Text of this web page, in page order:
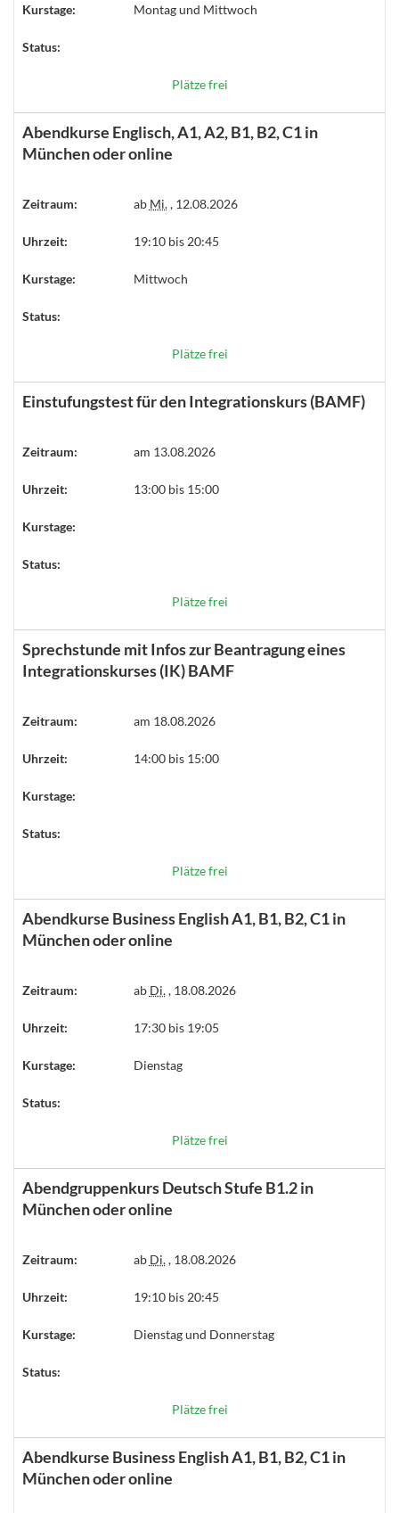
Kurstage: Montag und Mittwoch
Status:
Plätze frei
Abendkurse Englisch, A1, A2, B1, B2, C1 in
München oder online
Zeitraum: ab Mi., 12.08.2026
Uhrzeit: 19:10 bis 20:45
Kurstage: Mittwoch
Status:
Plätze frei
Einstufungstest für den Integrationskurs (BAMF)
Zeitraum: am 13.08.2026
Uhrzeit: 13:00 bis 15:00
Kurstage:
Status:
Plätze frei
Sprechstunde mit Infos zur Beantragung eines
Integrationskurses (IK) BAMF
Zeitraum: am 18.08.2026
Uhrzeit: 14:00 bis 15:00
Kurstage:
Status:
Plätze frei
Abendkurse Business English A1, B1, B2, C1 in
München oder online
Zeitraum: ab Di., 18.08.2026
Uhrzeit: 17:30 bis 19:05
Kurstage: Dienstag
Status:
Plätze frei
Abendgruppenkurs Deutsch Stufe B1.2 in
München oder online
Zeitraum: ab Di., 18.08.2026
Uhrzeit: 19:10 bis 20:45
Kurstage: Dienstag und Donnerstag
Status:
Plätze frei
Abendkurse Business English A1, B1, B2, C1 in
München oder online